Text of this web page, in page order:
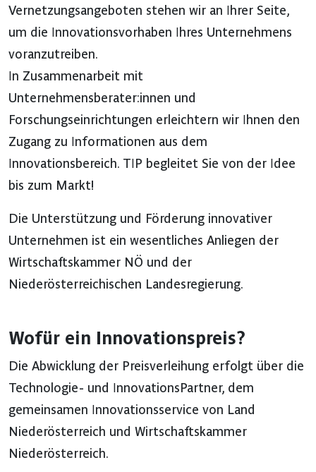
Vernetzungsangeboten stehen wir an Ihrer Seite,
um die Innovationsvorhaben Ihres Unternehmens
voranzutreiben.
In Zusammenarbeit mit
Unternehmensberater:innen und
Forschungseinrichtungen erleichtern wir Ihnen den
Zugang zu Informationen aus dem
Innovationsbereich. TIP begleitet Sie von der Idee
bis zum Markt!
Die Unterstützung und Förderung innovativer
Unternehmen ist ein wesentliches Anliegen der
Wirtschaftskammer NÖ und der
Niederösterreichischen Landesregierung.
Wofür ein Innovationspreis?
Die Abwicklung der Preisverleihung erfolgt über die
Technologie- und InnovationsPartner, dem
gemeinsamen Innovationsservice von Land
Niederösterreich und Wirtschaftskammer
Niederösterreich.